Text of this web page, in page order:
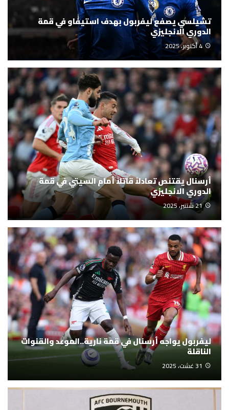
تشيلسي يصفع ليفربول بهدف استيفاو في قمة
الدوري الانجليزي
4 أكتوبر، 2025
أرسنال يقتنص تعادلاً قاتلاً أمام السيتي في قمة
الدوري الانجليزي
21 شتنبر، 2025
ليفربول يواجه أرسنال في قمة نارية..الموعد والقنوات
الناقلة
31 غشت، 2025